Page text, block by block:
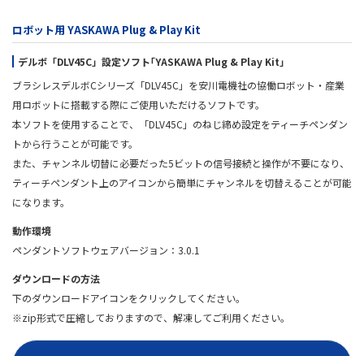
ロボット用 YASKAWA Plug & Play Kit
デルボ「DLV45C」設定ソフト｢YASKAWA Plug & Play Kit｣
ブラシレスデルボCシリーズ「DLV45C」を安川電機社の協働ロボット・産業
用ロボットに搭載する際にご使用いただけるソフトです。
本ソフトを使用することで、「DLV45C」のねじ締め設定をティーチペンダン
トから行うことが可能です。
また、チャンネル切替に必要だった5ビットの信号接続と操作が不要になり、
ティーチペンダント上のアイコンから簡単にチャンネルを切替えることが可能
になります。
動作環境
ペンダントソフトウェアバージョン：3.0.1
ダウンロードの方法
下のダウンロードアイコンをクリックしてください。
※zip形式で圧縮しておりますので、解凍してご利用ください。